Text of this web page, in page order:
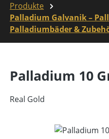
Produkte
Palladium Galvanik –
Palladiumbäder &
Palladium 10
Real Gold
Bildergalerie überspringen